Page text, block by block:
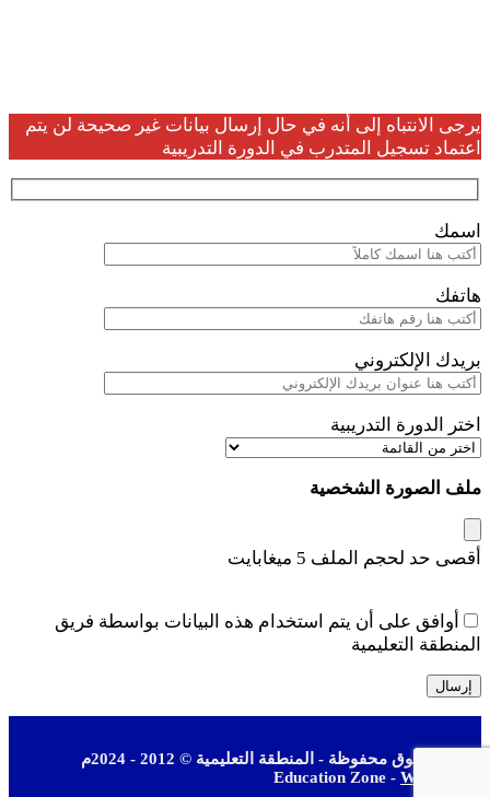
يرجى الانتباه إلى أنه في حال إرسال بيانات غير صحيحة لن يتم
اعتماد تسجيل المتدرب في الدورة التدريبية
اسمك
هاتفك
بريدك الإلكتروني
اختر الدورة التدريبية
ملف الصورة الشخصية
أقصى حد لحجم الملف 5 ميغابايت
أوافق على أن يتم استخدام هذه البيانات بواسطة فريق
المنطقة التعليمية
جميع الحقوق محفوظة - المنطقة التعليمية © 2012 - 2024م
Education Zone - WEBSERV